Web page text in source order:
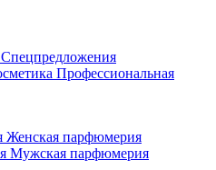
Спецпредложения
Профессиональная
Женская парфюмерия
Мужская парфюмерия